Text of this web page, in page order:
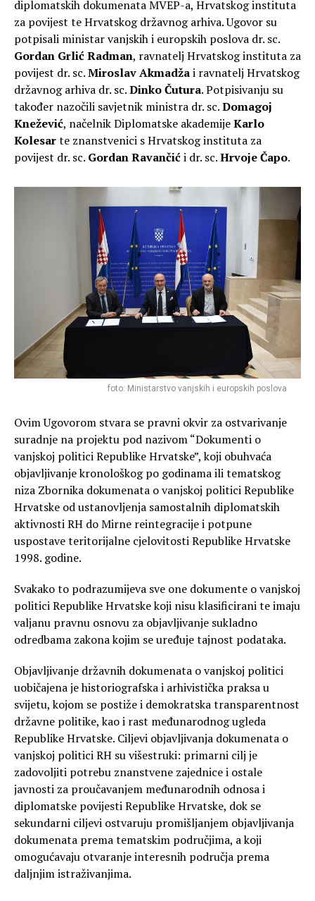
diplomatskih dokumenata MVEP-a, Hrvatskog instituta
za povijest te Hrvatskog državnog arhiva. Ugovor su
potpisali ministar vanjskih i europskih poslova dr. sc.
Gordan Grlić Radman, ravnatelj Hrvatskog instituta za
povijest dr. sc.Miroslav Akmadžai ravnatelj Hrvatskog
državnog arhiva dr. sc.Dinko Čutura. Potpisivanju su
također nazočili savjetnik ministra dr. sc.Domagoj
Knežević, načelnik Diplomatske akademijeKarlo
Kolesarte znanstvenici s Hrvatskog instituta za
povijest dr. sc. Gordan Ravančići dr. sc.Hrvoje Čapo.
foto: Ministarstvo vanjskih i europskih poslova
Ovim Ugovorom stvara se pravni okvir za ostvarivanje
suradnje na projektu pod nazivom “Dokumenti o
vanjskoj politici Republike Hrvatske”, koji obuhvaća
objavljivanje kronološkog po godinama ili tematskog
niza Zbornika dokumenata o vanjskoj politici Republike
Hrvatske od ustanovljenja samostalnih diplomatskih
aktivnosti RH do Mirne reintegracije i potpune
uspostave teritorijalne cjelovitosti Republike Hrvatske
1998. godine.
Svakako to podrazumijeva sve one dokumente o vanjskoj
politici Republike Hrvatske koji nisu klasificirani te imaju
valjanu pravnu osnovu za objavljivanje sukladno
odredbama zakona kojim se uređuje tajnost podataka.
Objavljivanje državnih dokumenata o vanjskoj politici
uobičajena je historiografska i arhivistička praksa u
svijetu, kojom se postiže i demokratska transparentnost
državne politike, kao i rast međunarodnog ugleda
Republike Hrvatske. Ciljevi objavljivanja dokumenata o
vanjskoj politici RH su višestruki: primarni cilj je
zadovoljiti potrebu znanstvene zajednice i ostale
javnosti za proučavanjem međunarodnih odnosa i
diplomatske povijesti Republike Hrvatske, dok se
sekundarni ciljevi ostvaruju promišljanjem objavljivanja
dokumenata prema tematskim područjima, a koji
omogućavaju otvaranje interesnih područja prema
daljnjim istraživanjima.